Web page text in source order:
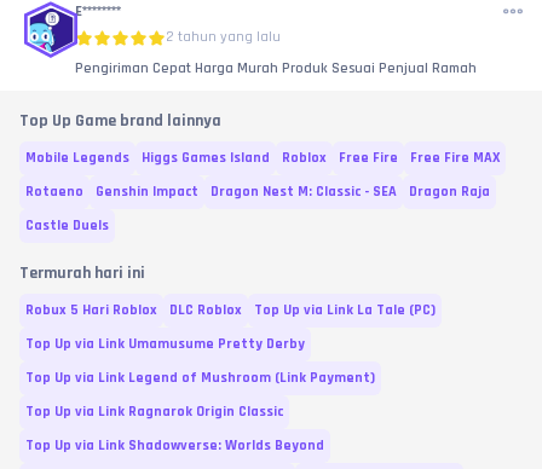
E********
2 tahun yang lalu
Pengiriman Cepat Harga Murah Produk Sesuai Penjual Ramah
Top Up Game brand lainnya
Mobile Legends Higgs Games Island Roblox Free Fire
Free Fire MAX
Rotaeno
Genshin Impact Dragon Nest M: Classic - SEA
Dragon Raja
Castle Duels
Termurah hari ini
Robux 5 Hari Roblox DLC Roblox
Top Up via Link La Tale (PC)
Top Up via Link Umamusume Pretty Derby
Top Up via Link Legend of Mushroom (Link Payment)
Top Up via Link Ragnarok Origin Classic
Top Up via Link Shadowverse: Worlds Beyond